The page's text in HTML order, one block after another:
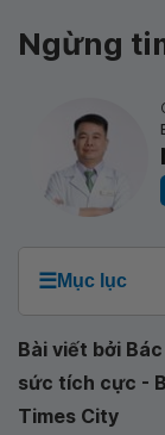
Ngừng
☰Mục lục
Bài viết bởi
sức tích cực -
Times City